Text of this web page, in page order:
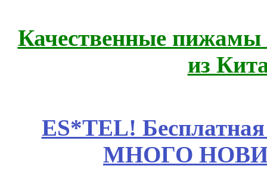
Качественные пижамы
из
ES*TEL!
МНОГО